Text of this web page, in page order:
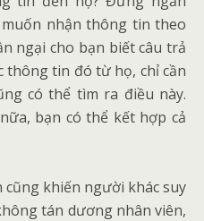
nhận thông tin theo
ngại cho bạn biết câu trả
thông tin đó từ họ, chỉ cần
có thể tìm ra điều này.
bạn có thể kết hợp cả
khiến người khác suy
tán dương nhân viên,